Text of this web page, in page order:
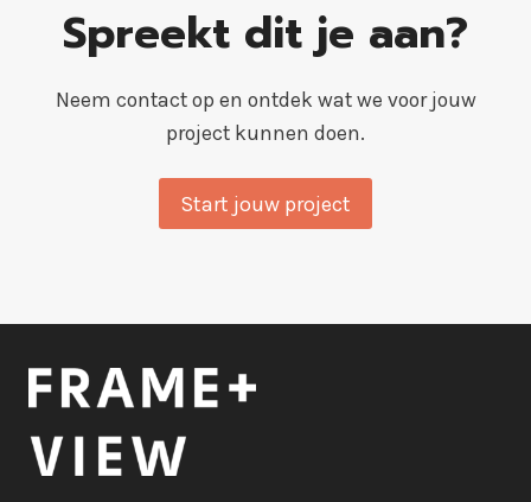
Spreekt dit je aan?
Neem contact op en ontdek wat we voor jouw
project kunnen doen.
Start jouw project